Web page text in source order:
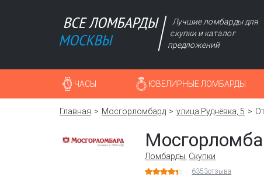
Лучшие ломбарды для
скупки и каталог
предложений
ЧАСЫ ЮВЕЛИРНЫЕ ЛОМБАРДЫ
Главная Мосгорломбард улица Руднёвка, 5
Ломбарды Скупки
6353отзыва